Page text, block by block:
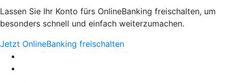
Lassen Sie Ihr Konto fürs OnlineBanking freischalten, um
besonders schnell und einfach weiterzumachen.
Jetzt OnlineBanking freischalten